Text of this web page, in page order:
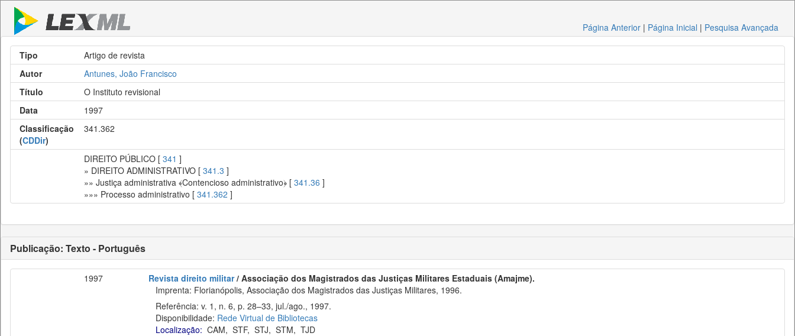
Página Anterior | Página Inicial | Pesquisa Avançada
Tipo
Artigo de revista
Autor
Antunes, João Francisco
Título
O Instituto revisional
Data
1997
Classificação
(CDDir)
341.362
DIREITO PÚBLICO [ 341 ]
» DIREITO ADMINISTRATIVO [ 341.3 ]
»» Justiça administrativa ﴾Contencioso administrativo﴿ [ 341.36 ]
»»» Processo administrativo [ 341.362 ]
Publicação: Texto - Português
1997 Revista direito militar/ Associação dos Magistrados das Justiças Militares Estaduais (Amajme).
Imprenta: Florianópolis, Associação dos Magistrados das Justiças Militares, 1996.
Referência: v. 1, n. 6, p. 28–33, jul./ago., 1997.
Disponibilidade: Rede Virtual de Bibliotecas
Localização: CAM, STF, STJ, STM, TJD